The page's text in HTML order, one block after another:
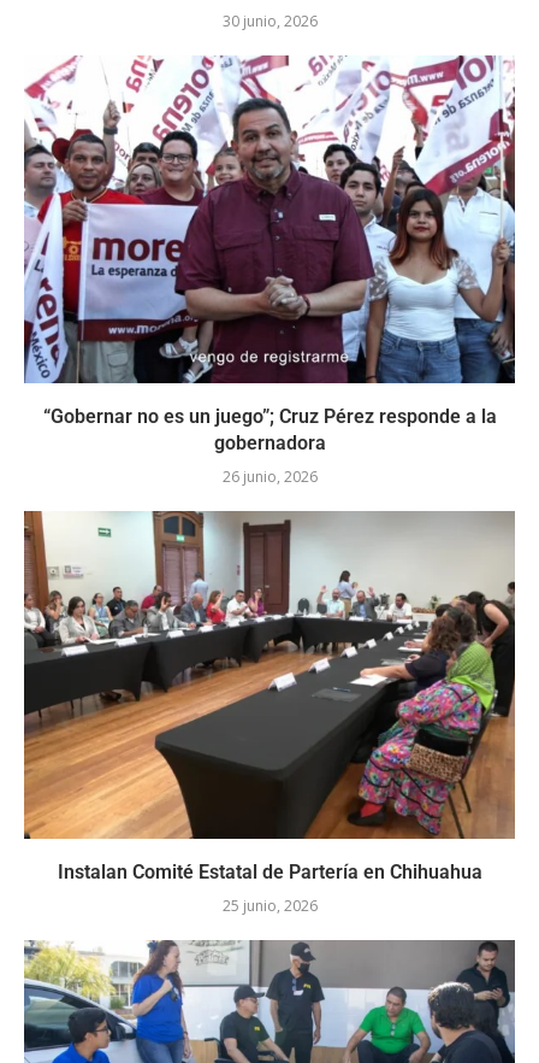
30 junio, 2026
“Gobernar no es un juego”; Cruz Pérez responde a la
gobernadora
26 junio, 2026
Instalan Comité Estatal de Partería en Chihuahua
25 junio, 2026